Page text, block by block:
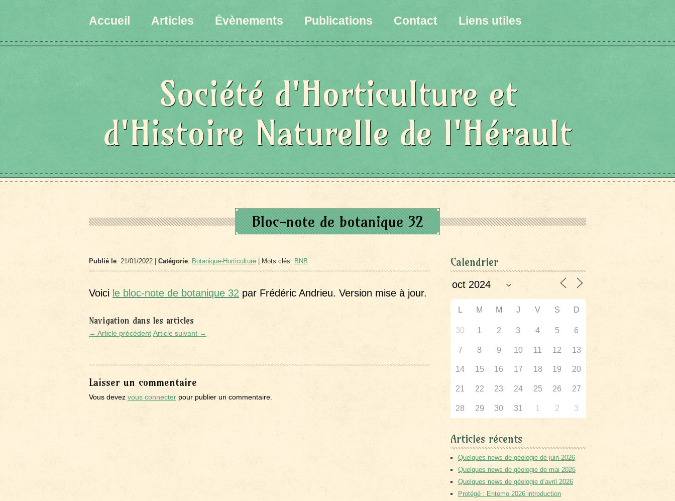
Accueil Articles Évènements Publications Contact Liens utiles
Société d'Horticulture et
d'Histoire Naturelle de l'Hérault
Bloc-note de botanique 32
Publié le: 21/01/2022 | Catégorie: Botanique-Horticulture| Mots clés: BNB
Voici le bloc-note de botanique 32 par Frédéric Andrieu. Version mise à jour.
Navigation dans les articles
← Article précédent Article suivant →
Laisser un commentaire
Vous devez vous connecter pour publier un commentaire.
Calendrier
L M M J V S D
30 1 2 3 4 5 6
7 8 9 10 11 12 13
14 15 16 17 18 19 20
21 22 23 24 25 26 27
28 29 30 31 1 2 3
Articles récents
Quelques news de géologie de juin 2026
Quelques news de géologie de mai 2026
Quelques news de géologie d’avril 2026
Protégé : Entomo 2026 introduction